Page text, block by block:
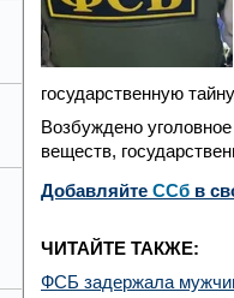
государственную
Возбуждено
веществ,
Добавляйте CСб в
ЧИТАЙТЕ ТАКЖЕ:
ФСБ задержала